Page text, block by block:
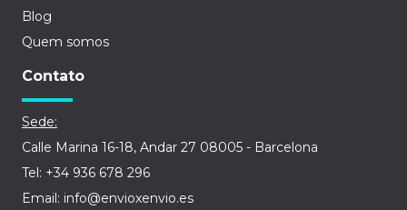
Blog
Quem somos
Contato
Sede:
Calle Marina 16-18, Andar 27 08005 - Barcelona
Tel: +34 936 678 296
Email: info@envioxenvio.es